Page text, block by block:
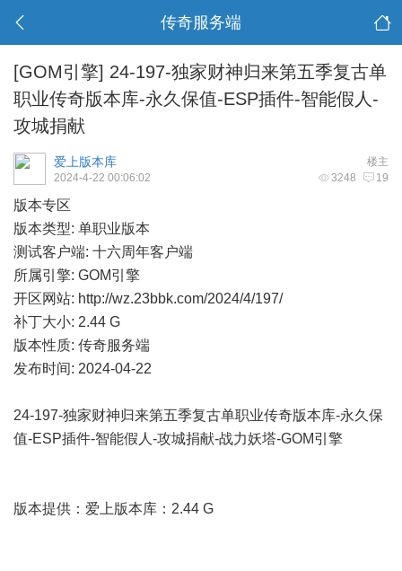
传奇服务端
[GOM引擎] 24-197-独家财神归来第五季复古单
职业传奇版本库-永久保值-ESP插件-智能假人-
攻城捐献
楼主
爱上版本库
3248 19
2024-4-22 00:06:02
版本专区
版本类型: 单职业版本
测试客户端: 十六周年客户端
所属引擎: GOM引擎
开区网站: http://wz.23bbk.com/2024/4/197/
补丁大小: 2.44 G
版本性质: 传奇服务端
发布时间: 2024-04-22
24-197-独家财神归来第五季复古单职业传奇版本库-永久保
值-ESP插件-智能假人-攻城捐献-战力妖塔-GOM引擎
版本提供：爱上版本库：2.44 G